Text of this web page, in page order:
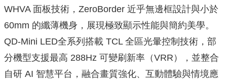
WHVA 面板技術，ZeroBorder 近乎無邊框設計與小於
60mm 的纖薄機身，展現極致顯示性能與簡約美學。
QD-Mini LED全系列搭載 TCL 全區光暈控制技術，部
分機型支援最高 288Hz 可變刷新率（VRR），並整合
自研 AI 智慧平台，融合畫質強化、互動體驗與情境應